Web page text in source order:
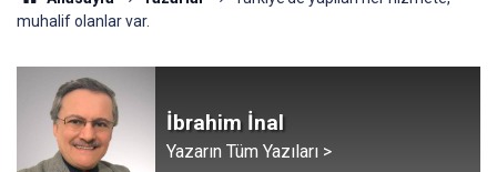
muhalif olanlar var.
İbrahim İnal
Yazarın Tüm Yazıları >